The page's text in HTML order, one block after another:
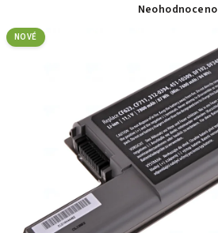
Průměrné
hvězdiček.
Neohodnoceno
NOVÉ